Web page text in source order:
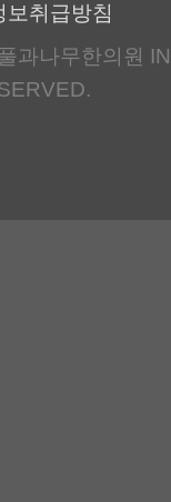
보취급방침
과나무한의원